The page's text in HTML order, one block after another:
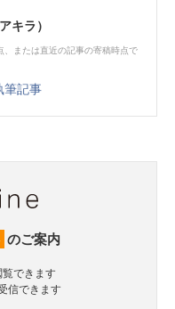
キラ）
または直近の記事の寄稿時点で
筆記事
のご案内
覧できます
信できます